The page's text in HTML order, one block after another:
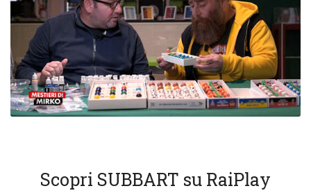
Scopri SUBBART su RaiPlay